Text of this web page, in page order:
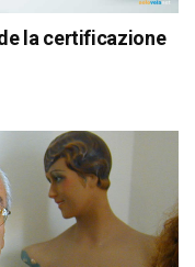
la certificazione